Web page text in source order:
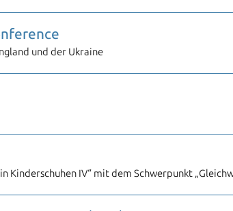
und der Ukraine
IV“ mit dem Schwerpunkt